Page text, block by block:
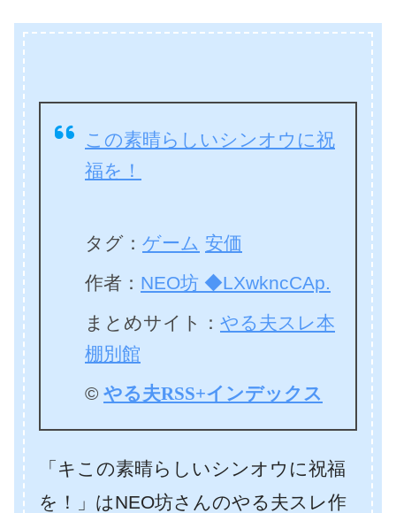
この素晴らしいシンオウに祝
福を！
タグ： ゲーム 安価
作者： NEO坊 ◆LXwkncCAp.
まとめサイト： やる夫スレ本
棚別館
© やる夫RSS+インデックス
「キこの素晴らしいシンオウに祝福
を！」はNEO坊さんのやる夫スレ作